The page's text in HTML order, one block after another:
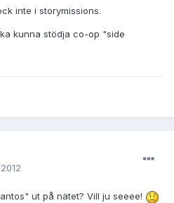
inte i storymissions.
kunna stödja co-op "side
ut på nätet? Vill ju seeee!